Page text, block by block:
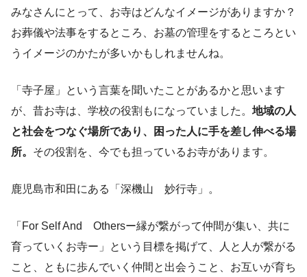
みなさんにとって、お寺はどんなイメージがありますか？
お葬儀や法事をするところ、お墓の管理をするところとい
うイメージのかたが多いかもしれませんね。
「寺子屋」という言葉を聞いたことがあるかと思います
が、昔お寺は、学校の役割もになっていました。 地域の人
と社会をつなぐ場所であり、困った人に手を差し伸べる場
所。 その役割を、今でも担っているお寺があります。
鹿児島市和田にある「深機山 妙行寺」。
「For Self And Othersー縁が繋がって仲間が集い、共に
育っていくお寺ー」という目標を掲げて、人と人が繋がる
こと、ともに歩んでいく仲間と出会うこと、お互いが育ち